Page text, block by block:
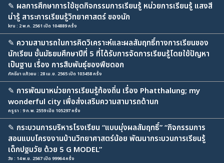
✎ ผลการศึกษาการใช้ชุดกิจกรรมการเรียนรู้ หน่วยการเรียนรู้ แสงสี
น่ารู้ สาระการเรียนรู้วิทยาศาสตร์ ของนัก
kru : 2 พ.ค. 2561 เปิด 104889 ครั้ง
✎ ความสามารถในการคิดวิเคราะห์และผลสัมฤทธิ์ทางการเรียนของ
นักเรียน ชั้นมัธยมศึกษาปีที่ 5 ที่ได้รับการจัดการเรียนรู้โดยใช้ปัญหา
เป็นฐาน เรื่อง การสืบพันธุ์ของพืชดอก
ภัคธีมา แก้วยม : 28 เม.ย. 2565 เปิด 103458 ครั้ง
✎ การพัฒนาหน่วยการเรียนรู้ท้องถิ่น เรื่อง Phatthalung; my
wonderful city เพื่อส่งเสริมความสามารถด้านก
ครูรา : 9 ก.พ. 2559 เปิด 105297 ครั้ง
✎ กระบวนการบริหารโรงเรียน “แบบมุ่งผลสัมฤทธิ์” “กิจกรรมการ
สอนแบบโครงงานบ้านวิทยาศาสตร์น้อย พัฒนากระบวนการเรียนรู้
เด็กปฐมวัย ด้วย 5 G MODEL”
วัช : 14 พ.ย. 2567 เปิด 99964 ครั้ง